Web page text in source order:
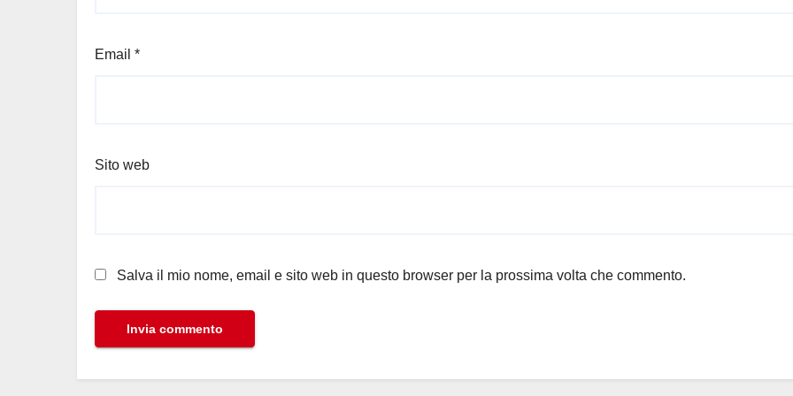
Email *
Sito web
Salva il mio nome, email e sito web in questo browser per la prossima volta che commento.